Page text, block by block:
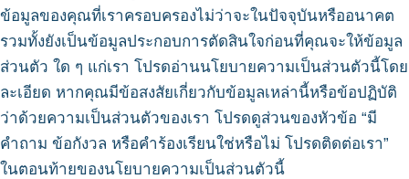
ข้อมูลของคุณที่เราครอบครองไม่ว่าจะในปัจจุบันหรืออนาคต
รวมทั้งยังเป็นข้อมูลประกอบการตัดสินใจก่อนที่คุณจะให้ข้อมูล
ส่วนตัว ใด ๆ แก่เรา โปรดอ่านนโยบายความเป็นส่วนตัวนี้โดย
ละเอียด หากคุณมีข้อสงสัยเกี่ยวกับข้อมูลเหล่านี้หรือข้อปฏิบัติ
ว่าด้วยความเป็นส่วนตัวของเรา โปรดดูส่วนของหัวข้อ “มี
คำถาม ข้อกังวล หรือคำร้องเรียนใช่หรือไม่ โปรดติดต่อเรา”
ในตอนท้ายของนโยบายความเป็นส่วนตัวนี้